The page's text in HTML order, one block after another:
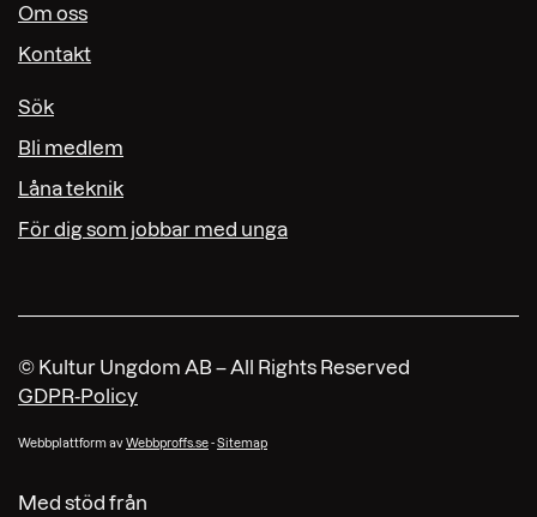
Om oss
Kontakt
Sök
Bli medlem
Låna teknik
För dig som jobbar med unga
© Kultur Ungdom AB – All Rights Reserved
GDPR-Policy
Webbplattform avWebbproffs.se-Sitemap
Med stöd från